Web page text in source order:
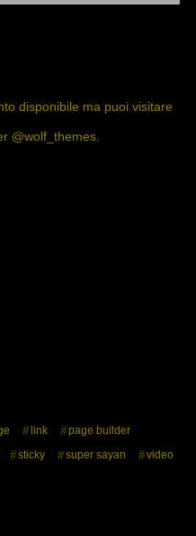
disponibile ma puoi visitare
@wolf_themes
link
page builder
sticky super sayan video